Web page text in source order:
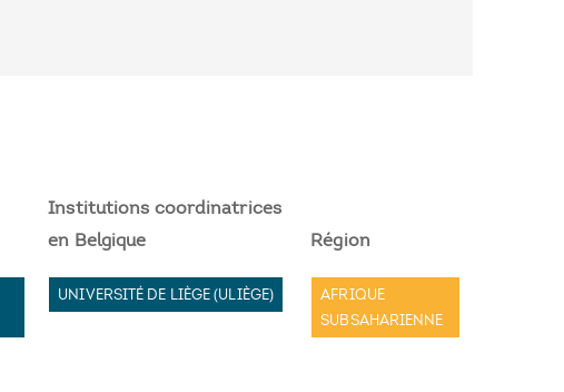
Institutions coordinatrices
en Belgique
Région
UNIVERSITÉ DE LIÈGE (ULIÈGE)
AFRIQUE
SUBSAHARIENNE